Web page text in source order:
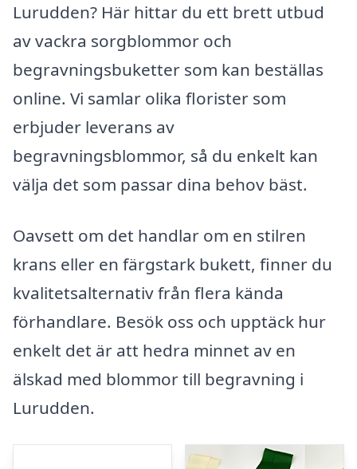
Lurudden? Här hittar du ett brett utbud
av vackra sorgblommor och
begravningsbuketter som kan beställas
online. Vi samlar olika florister som
erbjuder leverans av
begravningsblommor, så du enkelt kan
välja det som passar dina behov bäst.
Oavsett om det handlar om en stilren
krans eller en färgstark bukett, finner du
kvalitetsalternativ från flera kända
förhandlare. Besök oss och upptäck hur
enkelt det är att hedra minnet av en
älskad med blommor till begravning i
Lurudden.